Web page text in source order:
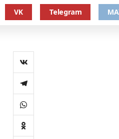
VK Telegram